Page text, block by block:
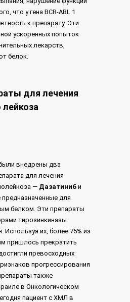
что у гена BCR-ABL 1
к препарату. Эти
ускоренных попыток
лекарств,
белок.
для лечения
внедрены два
для лечения
— Дазатиниб и
предназначенные для
белком. Эти препараты
тирозинкиназы
Используя их, более 75% из
пришлось прекратить
превосходных
прогрессирования
также
в Онкологическом
пациент с ХМЛ в